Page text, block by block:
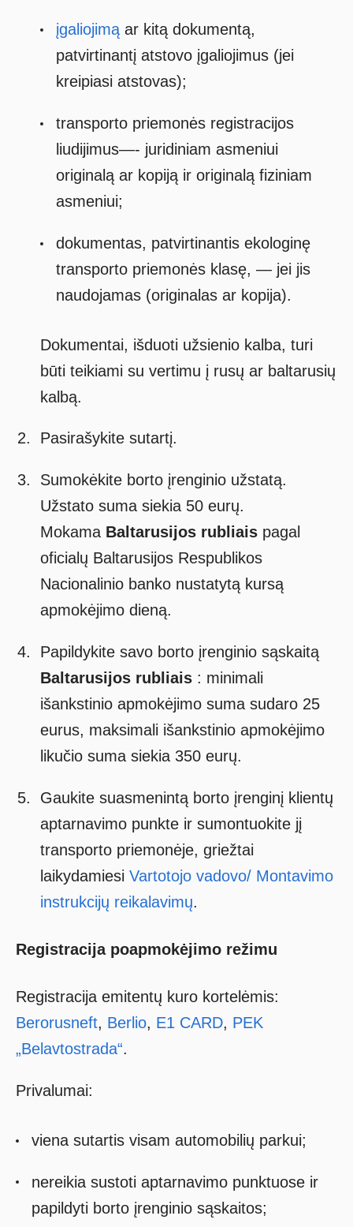
įgaliojimą ar kitą dokumentą,
patvirtinantį atstovo įgaliojimus (jei
kreipiasi atstovas);
transporto priemonės registracijos
liudijimus—- juridiniam asmeniui
originalą ar kopiją ir originalą fiziniam
asmeniui;
dokumentas, patvirtinantis ekologinę
transporto priemonės klasę, — jei jis
naudojamas (originalas ar kopija).
Dokumentai, išduoti užsienio kalba, turi
būti teikiami su vertimu į rusų ar baltarusių
kalbą.
Pasirašykite sutartį.
Sumokėkite borto įrenginio užstatą.
Užstato suma siekia 50 eurų.
Mokama Baltarusijos rubliais pagal
oficialų Baltarusijos Respublikos
Nacionalinio banko nustatytą kursą
apmokėjimo dieną.
Papildykite savo borto įrenginio sąskaitą
Baltarusijos rubliais : minimali
išankstinio apmokėjimo suma sudaro 25
eurus, maksimali išankstinio apmokėjimo
likučio suma siekia 350 eurų.
Gaukite suasmenintą borto įrenginį klientų
aptarnavimo punkte ir sumontuokite jį
transporto priemonėje, griežtai
laikydamiesi Vartotojo vadovo/ Montavimo
instrukcijų reikalavimų.
Registracija poapmokėjimo režimu
Registracija emitentų kuro kortelėmis:
Berorusneft, Berlio, Е1 CARD, PEK
„Belavtostrada“.
Privalumai:
viena sutartis visam automobilių parkui;
nereikia sustoti aptarnavimo punktuose ir
papildyti borto įrenginio sąskaitos;